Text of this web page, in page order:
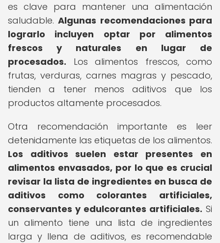
es clave para mantener una alimentación
saludable.Algunas recomendaciones para
lograrlo incluyen optar por alimentos
frescos y naturales en lugar de
procesados. Los alimentos frescos, como
frutas, verduras, carnes magras y pescado,
tienden a tener menos aditivos que los
productos altamente procesados.
Otra recomendación importante es leer
detenidamente las etiquetas de los alimentos.
Los aditivos suelen estar presentes en
alimentos envasados, por lo que es crucial
revisar la lista de ingredientes en busca de
aditivos como colorantes artificiales,
conservantes y edulcorantes artificiales. Si
un alimento tiene una lista de ingredientes
larga y llena de aditivos, es recomendable